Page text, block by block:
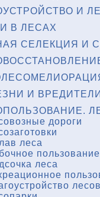
И
В ЛЕСАХ
СЕЛЕКЦИЯ И
И
дороги
леса
леса
лесов